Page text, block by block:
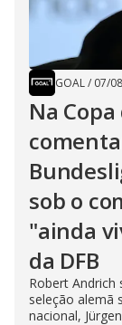
GOAL/ 07/
Na
sob o
"ainda
da DFB
Robert
seleção alemã
nacional,